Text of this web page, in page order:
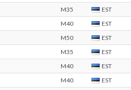
M35 EST
M40 EST
M50 EST
M35 EST
M40 EST
M40 EST